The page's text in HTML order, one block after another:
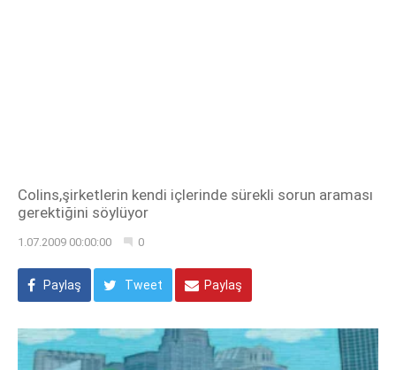
Colins,şirketlerin kendi içlerinde sürekli sorun araması
gerektiğini söylüyor
1.07.2009 00:00:00 0
Paylaş Tweet Paylaş